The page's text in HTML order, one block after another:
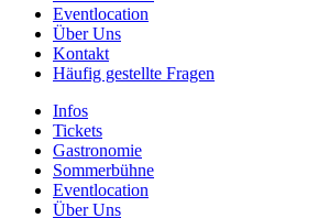
Eventlocation
Über Uns
Kontakt
Häufig gestellte Fragen
Infos
Tickets
Gastronomie
Sommerbühne
Eventlocation
Über Uns